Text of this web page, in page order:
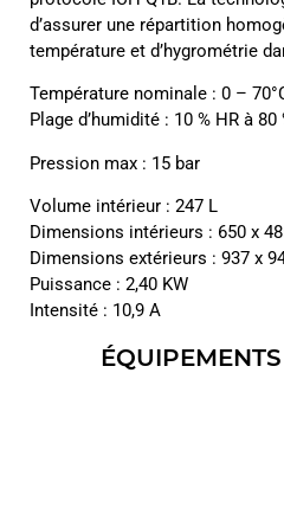
d’assurer une répartition
température et d’hygrométrie
Température nominale : 0 –
Plage d’humidité : 10 % HR à 80
Pression max : 15 bar
Volume intérieur : 247 L
Dimensions intérieurs : 650 x
Dimensions extérieurs : 937 x
Puissance : 2,40 KW
Intensité : 10,9 A